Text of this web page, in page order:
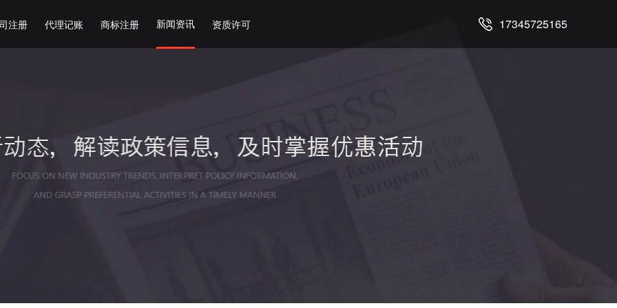
注册 代理记账 商标注册 新闻资讯 资质许可 17345725165